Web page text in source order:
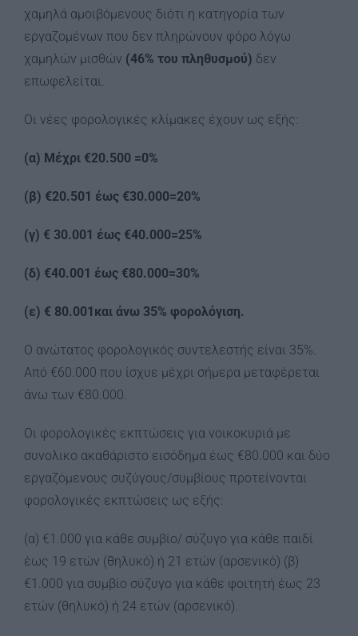
χαμηλά αμοιβόμενους διότι η κατηγορία των
εργαζομένων που δεν πληρώνουν φόρο λόγω
χαμηλών μισθών (46% του πληθυσμού) δεν
επωφελείται.
Οι νέες φορολογικές κλίμακες έχουν ως εξής:
(α) Μέχρι €20.500 =0%
(β) €20.501 έως €30.000=20%
(γ) € 30.001 έως €40.000=25%
(δ) €40.001 έως €80.000=30%
(ε) € 80.001και άνω 35% φορολόγιση.
Ο ανώτατος φορολογικός συντελεστής είναι 35%.
Από €60.000 που ίσχυε μέχρι σήμερα μεταφέρεται
άνω των €80.000.
Οι φορολογικές εκπτώσεις για νοικοκυριά με
συνολικο ακαθάριστο εισόδημα έως €80.000 και δύο
εργαζόμενους συζύγους/συμβίους προτείνονται
φορολογικές εκπτώσεις ως εξής:
(α) €1.000 για κάθε συμβίο/ σύζυγο για κάθε παιδί
έως 19 ετών (θηλυκό) ή 21 ετών (αρσενικό) (β)
€1.000 για συμβίο σύζυγο για κάθε φοιτητή έως 23
ετών (θηλυκό) ή 24 ετών (αρσενικό).